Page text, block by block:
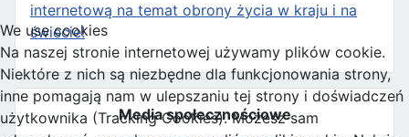
internetową na temat obrony życia w kraju i na
świecie!
Media społecznościowe
We use cookies
Na naszej stronie internetowej używamy plików cookie.
Niektóre z nich są niezbędne dla funkcjonowania strony,
inne pomagają nam w ulepszaniu tej strony i doświadczeń
użytkownika (Tracking Cookies). Możesz sam